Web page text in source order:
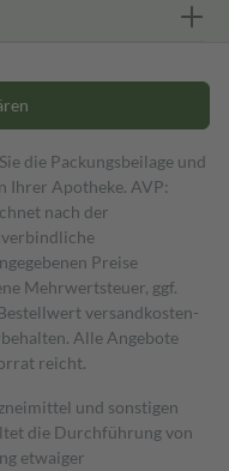
die Packungsbeilage und
Ihrer Apotheke. AVP:
nach der
Preise
Mehrwertsteuer, ggf.
versand­kosten­
Alle Angebote
reicht.
und sonstigen
die Durchführung von
etwaiger